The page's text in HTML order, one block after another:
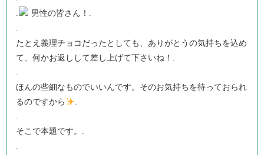
男性の皆さん！.
.
たとえ義理チョコだったとしても、ありがとうの気持ちを込め
て、何かお返しして差し上げて下さいね！.
.
ほんの些細なものでいいんです。そのお気持ちを待っておられ
るのですから
.
.
そこで本題です。.
.